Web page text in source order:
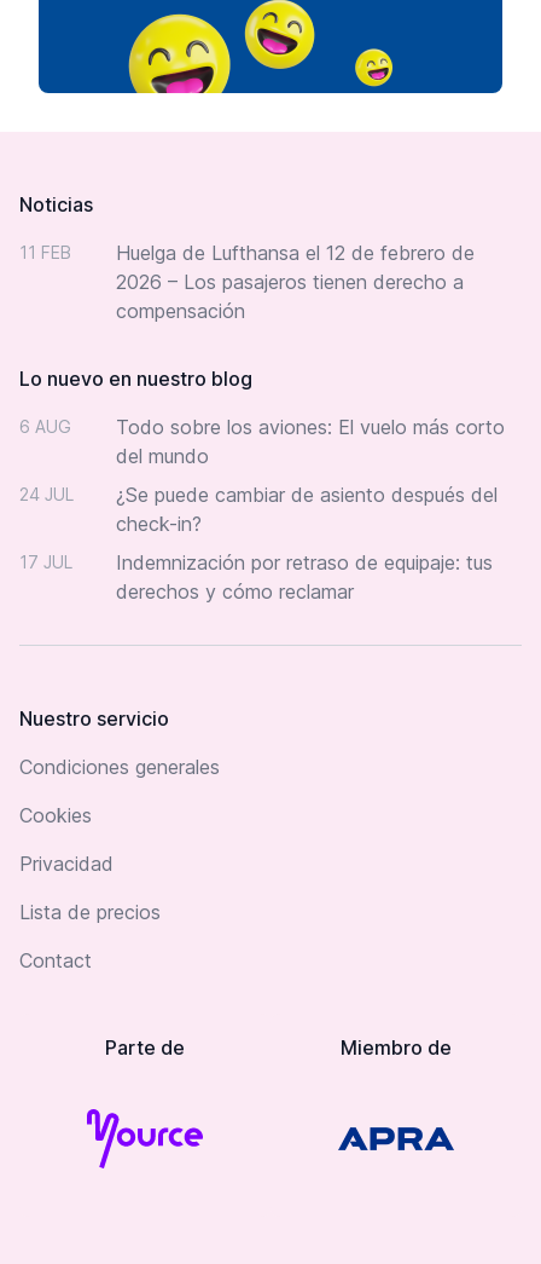
Noticias
11 FEB
Huelga de Lufthansa el 12 de febrero de
2026 – Los pasajeros tienen derecho a
compensación
Lo nuevo en nuestro blog
6 AUG
Todo sobre los aviones: El vuelo más corto
del mundo
24 JUL
¿Se puede cambiar de asiento después del
check-in?
17 JUL
Indemnización por retraso de equipaje: tus
derechos y cómo reclamar
Nuestro servicio
Condiciones generales
Cookies
Privacidad
Lista de precios
Contact
Parte de Miembro de